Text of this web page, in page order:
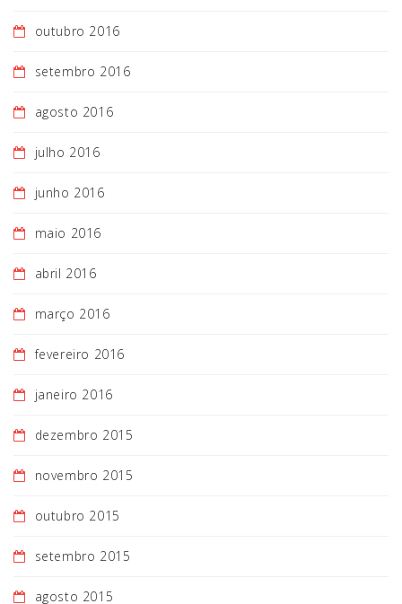
outubro 2016
setembro 2016
agosto 2016
julho 2016
junho 2016
maio 2016
abril 2016
março 2016
fevereiro 2016
janeiro 2016
dezembro 2015
novembro 2015
outubro 2015
setembro 2015
agosto 2015